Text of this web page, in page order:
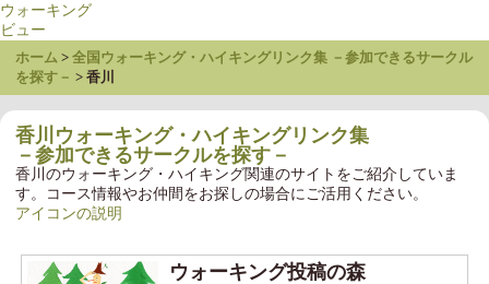
ウォーキング
ビュー
ホーム
全国ウォーキング・ハイキングリンク集 －参加できるサークル
を探す－
香川
香川ウォーキング・ハイキングリンク集
－参加できるサークルを探す－
香川のウォーキング・ハイキング関連のサイトをご紹介していま
す。コース情報やお仲間をお探しの場合にご活用ください。
アイコンの説明
ウォーキング投稿の森